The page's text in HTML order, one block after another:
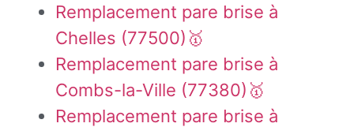
Remplacement pare brise à
Chelles (77500)🥇
Remplacement pare brise à
Combs-la-Ville (77380)🥇
Remplacement pare brise à